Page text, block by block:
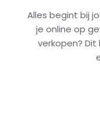
Alles begint bij
je online op
verkopen?